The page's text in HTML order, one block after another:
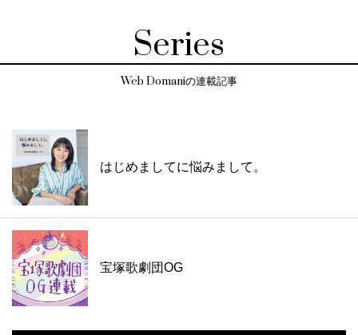
Series
Web Domaniの連載記事
はじめましてに悩みまして。
宝塚歌劇団OG